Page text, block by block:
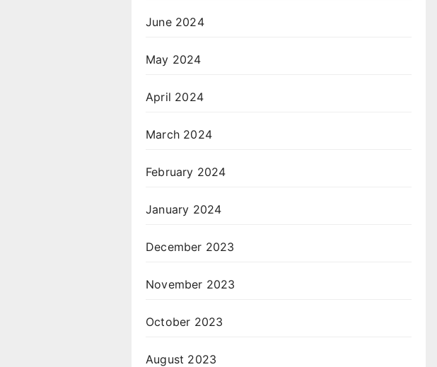
June 2024
May 2024
April 2024
March 2024
February 2024
January 2024
December 2023
November 2023
October 2023
August 2023